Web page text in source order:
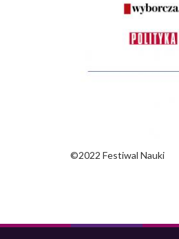
©2022 Festiwal Nauki